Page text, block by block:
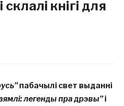
кнігі для
пабачылі свет выданні
легенды пра дрэвы”і